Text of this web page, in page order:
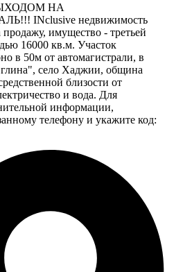
НА
INclusive недвижимость
продажу, имущество - третьей
16000 кв.м. Участок
в 50м от автомагистрали, в
глина", село Хаджии, община
близости от
и вода. Для
информации,
телефону и укажите код: